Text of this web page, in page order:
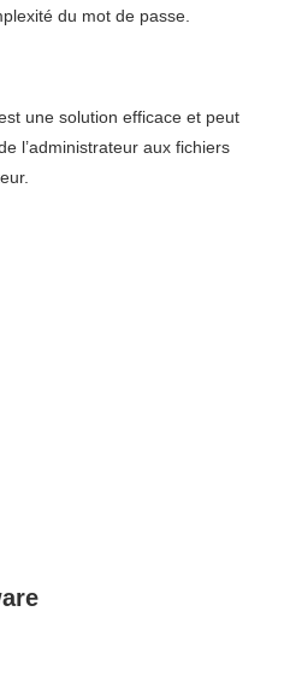
du mot de passe.
une solution efficace et peut
l’administrateur aux fichiers